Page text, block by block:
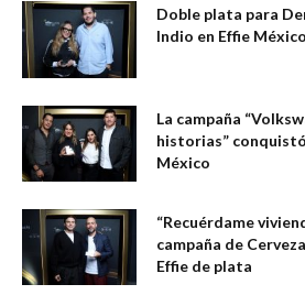
Doble plata para
Indio en Effie México
La campaña
historias”
México
“Recuérdame
campaña de
Effie de plata